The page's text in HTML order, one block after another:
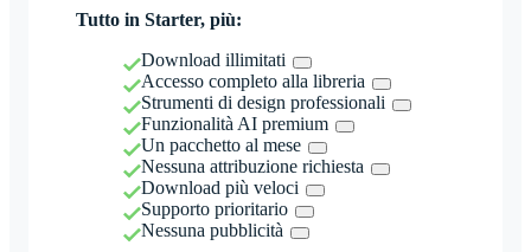
Tutto in Starter, più:
Download illimitati
Accesso completo alla libreria
Strumenti di design professionali
Funzionalità AI premium
Un pacchetto al mese
Nessuna attribuzione richiesta
Download più veloci
Supporto prioritario
Nessuna pubblicità